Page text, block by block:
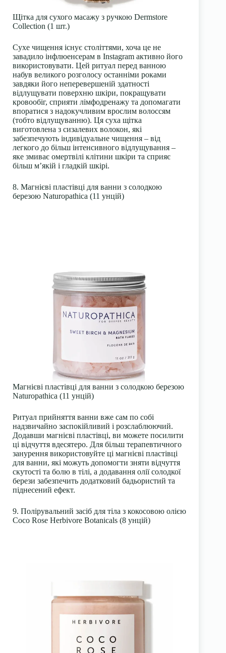
Щітка для сухого масажу з ручкою Dermstore
Collection (1 шт.)
Сухе чищення існує століттями, хоча це не
завадило інфлюенсерам в Instagram активно його
використовувати. Цей ритуал перед ванною
набув великого розголосу останніми роками
завдяки його неперевершеній здатності
відлущувати поверхню шкіри, покращувати
кровообіг, сприяти лімфодренажу та допомагати
впоратися з надокучливим врослим волоссям
(тобто відлущуванню). Ця суха щітка
виготовлена з сизалевих волокон, які
забезпечують індивідуальне чищення – від
легкого до більш інтенсивного відлущування –
яке змиває омертвілі клітини шкіри та сприяє
більш м’якій і гладкій шкірі.
8. Магнієві пластівці для ванни з солодкою
березою Naturopathica (11 унцій)
Магнієві пластівці для ванни з солодкою березою
Naturopathica (11 унцій)
Ритуал прийняття ванни вже сам по собі
надзвичайно заспокійливий і розслаблюючий.
Додавши магнієві пластівці, ви можете посилити
ці відчуття вдесятеро. Для більш терапевтичного
занурення використовуйте ці магнієві пластівці
для ванни, які можуть допомогти зняти відчуття
скутості та болю в тілі, а додавання олії солодкої
берези забезпечить додатковий бадьористий та
піднесений ефект.
9. Полірувальний засіб для тіла з кокосовою олією
Coco Rose Herbivore Botanicals (8 унцій)